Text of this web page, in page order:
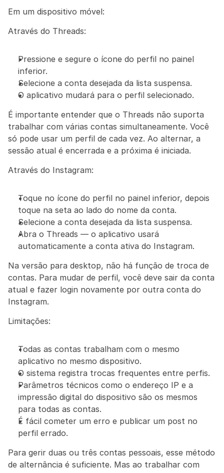
Em um dispositivo móvel:
Através do Threads:
Pressione e segure o ícone do perfil no painel
inferior.
Selecione a conta desejada da lista suspensa.
O aplicativo mudará para o perfil selecionado.
É importante entender que o Threads não suporta
trabalhar com várias contas simultaneamente. Você
só pode usar um perfil de cada vez. Ao alternar, a
sessão atual é encerrada e a próxima é iniciada.
Através do Instagram:
Toque no ícone do perfil no painel inferior, depois
toque na seta ao lado do nome da conta.
Selecione a conta desejada da lista suspensa.
Abra o Threads — o aplicativo usará
automaticamente a conta ativa do Instagram.
Na versão para desktop, não há função de troca de
contas. Para mudar de perfil, você deve sair da conta
atual e fazer login novamente por outra conta do
Instagram.
Limitações:
Todas as contas trabalham com o mesmo
aplicativo no mesmo dispositivo.
O sistema registra trocas frequentes entre perfis.
Parâmetros técnicos como o endereço IP e a
impressão digital do dispositivo são os mesmos
para todas as contas.
É fácil cometer um erro e publicar um post no
perfil errado.
Para gerir duas ou três contas pessoais, esse método
de alternância é suficiente. Mas ao trabalhar com